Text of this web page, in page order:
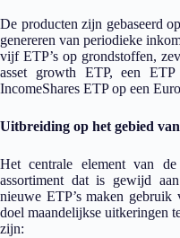
De producten zijn gebaseerd
genereren van periodieke
vijf ETP’s op grondstoffen,
asset growth ETP, een
IncomeShares ETP op een
Uitbreiding op het gebied
Het centrale element van
assortiment dat is gewijd
nieuwe ETP’s maken gebruik
doel maandelijkse uitkeringen
zijn: